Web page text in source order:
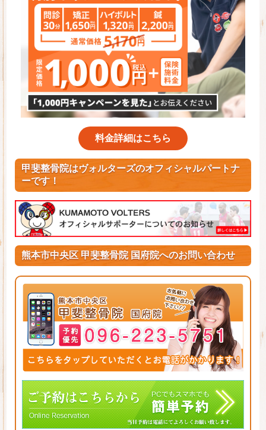
料金詳細はこちら
甲斐整骨院はヴォルターズのオフィシャルパートナ
ーです！
熊本市中央区 甲斐整骨院 国府院へのお問い合わせ